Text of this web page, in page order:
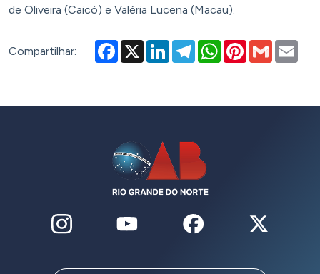
de Oliveira (Caicó) e Valéria Lucena (Macau).
Compartilhar: Facebook
X LinkedInTelegramWhatsAppPinterest
Gmail